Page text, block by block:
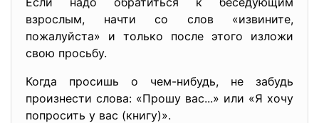
взрослым, начти со слов «извините,
пожалуйста» и только после этого изложи
свою просьбу.
Когда просишь о чем-нибудь, не забудь
произнести слова: «Прошу вас...» или «Я хочу
попросить у вас (книгу)».